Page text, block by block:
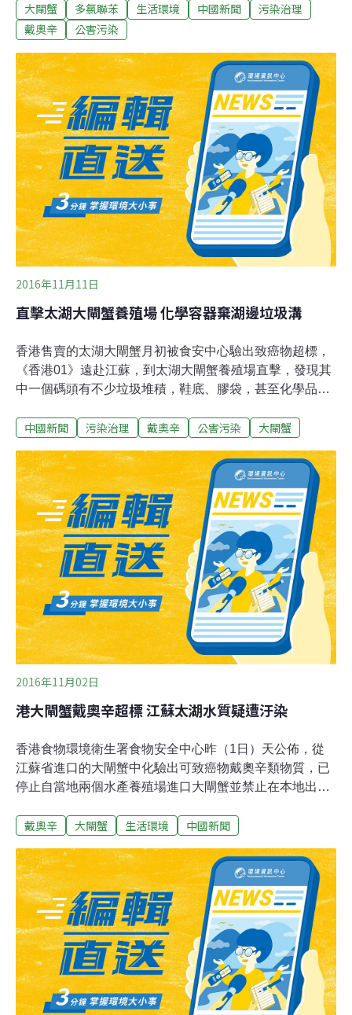
養殖場的大閘蟹極為相似，懷疑是來自同一個養殖場。中
心方面正循水產樣本與產地不符的方向處理這次事件，也
的大閘蟹進口。
大閘蟹 多氯聯苯 生活環境 中國新聞
污染治理
戴奧辛
公害污染
2016年11月11日
直擊太湖大閘蟹養殖場 化學容器棄湖邊垃圾溝
香港售賣的太湖大閘蟹月初被食安中心驗出致癌物超標，
《香港01》遠赴江蘇，到太湖大閘蟹養殖場直擊，發現其
中一個碼頭有不少垃圾堆積，鞋底、膠袋，甚至化學品容
圾山」，至今已大致清理，剩下一堆堆曾被掘起的爛泥。
找到人吃蟹，有當地巿民說不敢吃，但蟹農就說太湖水質
好，無懼戴奧辛，天天吃。太湖東面的大咀山碼頭，是蟹
農出船到湖中養殖場的接駁點。記者沿著堤壩行走，眼見
水渠內漂浮著被棄置的果皮、發泡膠、膠袋、鞋底、煤氣
爐，經過長時間浸泡，果皮及發泡膠已明顯發黃，煤氣爐
亦已出現鐵鏽。說有人在水中倒翻了垃圾桶也不誇張，因
為還有油漆罐，大閘蟹飼料包裝袋，甚至有漏出污染物的
化學品塑膠瓶。位於太湖之濱的蘇州市吳中區東山鎮是全
國大閘蟹的養殖基地，年產量達2500噸，批發到全國及香
港。
中國新聞 污染治理 戴奧辛 公害污染 大閘蟹
2016年11月02日
港大閘蟹戴奧辛超標 江蘇太湖水質疑遭汙染
香港食物環境衛生署食物安全中心昨（1日）天公佈，從
江蘇省進口的大閘蟹中化驗出可致癌物戴奧辛類物質，已
停止自當地兩個水產養殖場進口大閘蟹並禁止在本地出
方面化驗了5個大閘蟹樣本，其中2個樣本被檢出戴奧辛
其餘3個樣本測試結果滿意。對此，江蘇相關單位立刻前
往兩間問題養殖場抽查，初步分析可能是太湖水域遭到污
染。目前該兩間問題養殖場的大閘蟹已禁止進入市場。戴
奧辛是一種對環境具有持久性污染力的化學物質，也是一
類劇毒物質，可導致生殖和發育問題，損害免疫系統，幹
擾激素，還可以導致癌症。
戴奧辛 大閘蟹 生活環境 中國新聞